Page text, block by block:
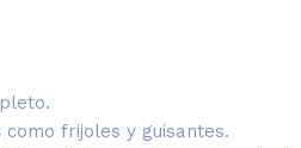
como frijoles y guisantes.